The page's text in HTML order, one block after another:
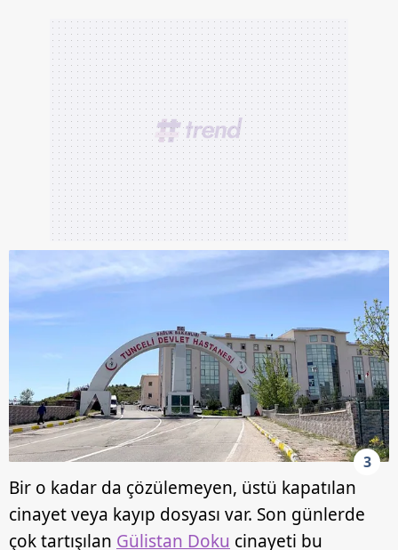
3
Bir o kadar da çözülemeyen, üstü kapatılan
cinayet veya kayıp dosyası var. Son günlerde
çok tartışılan Gülistan Doku cinayeti bu